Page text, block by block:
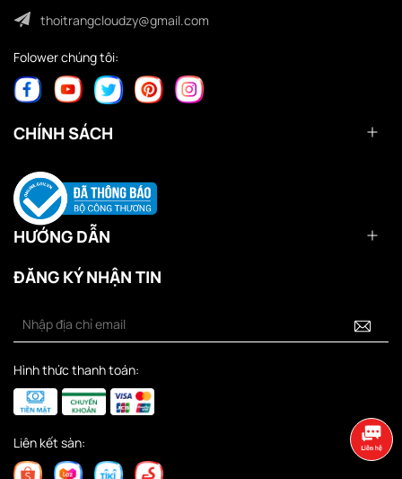
thoitrangcloudzy@gmail.com
Folower chúng tôi:
CHÍNH SÁCH
HƯỚNG DẪN
ĐĂNG KÝ NHẬN TIN
Hình thức thanh toán:
Liên kết sàn: